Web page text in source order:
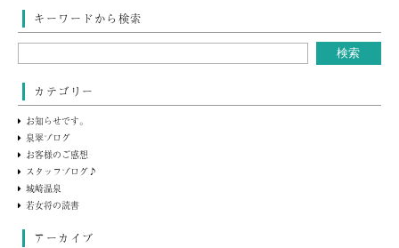
キーワードから検索
カテゴリー
お知らせです。
泉翠ブログ
お客様のご感想
スタッフブログ♪
城崎温泉
若女将の読書
アーカイブ